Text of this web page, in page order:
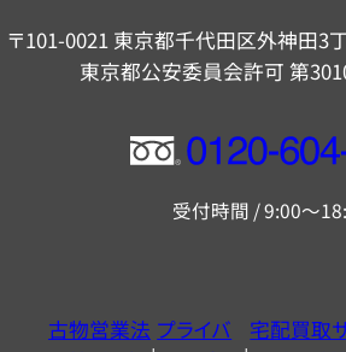
〒101-0021 東京都千代田区外神田3
東京都公安委員会許可 第
フ
ー
ヤ
受付時間 / 9:00～
古物営業法 プライバ
宅配買取